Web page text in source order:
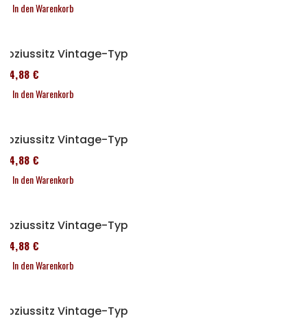
In den Warenkorb
Soziussitz Vintage-Typ
114,88 €
In den Warenkorb
Soziussitz Vintage-Typ
114,88 €
In den Warenkorb
Soziussitz Vintage-Typ
114,88 €
In den Warenkorb
Soziussitz Vintage-Typ